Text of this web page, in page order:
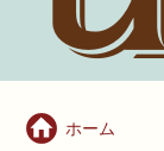
ホーム